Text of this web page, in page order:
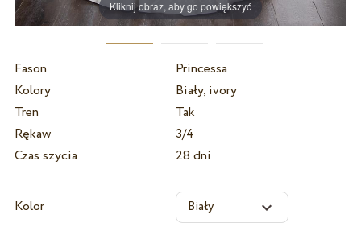
Kliknij obraz, aby go powiększyć
Fason
Princessa
Kolory
Biały, ivory
Tren
Tak
Rękaw
3/4
Czas szycia
28 dni
Kolor